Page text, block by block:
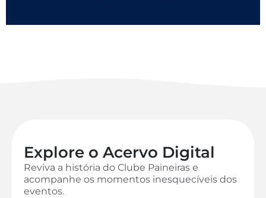
Explore o Acervo Digital
Reviva a história do Clube Paineiras e
acompanhe os momentos inesquecíveis dos
eventos.